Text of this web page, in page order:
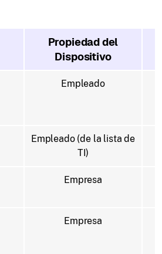
Propiedad del
Dispositivo
Empleado
Empleado (de la lista de
TI)
Empresa
Empresa